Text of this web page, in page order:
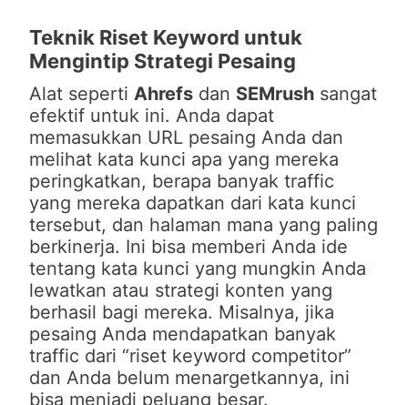
Teknik Riset Keyword untuk
Mengintip Strategi Pesaing
Alat seperti Ahrefs dan SEMrush sangat
efektif untuk ini. Anda dapat
memasukkan URL pesaing Anda dan
melihat kata kunci apa yang mereka
peringkatkan, berapa banyak traffic
yang mereka dapatkan dari kata kunci
tersebut, dan halaman mana yang paling
berkinerja. Ini bisa memberi Anda ide
tentang kata kunci yang mungkin Anda
lewatkan atau strategi konten yang
berhasil bagi mereka. Misalnya, jika
pesaing Anda mendapatkan banyak
traffic dari “riset keyword competitor”
dan Anda belum menargetkannya, ini
bisa menjadi peluang besar.